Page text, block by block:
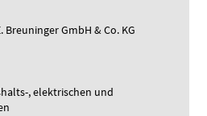
GmbH & Co. KG
, elektrischen und